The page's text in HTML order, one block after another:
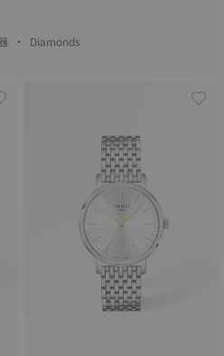
29.6 mm • 石英款 • 月相指示器 • Diamonds